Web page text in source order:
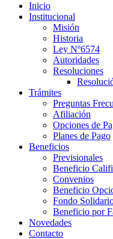
Inicio
Institucional
Misión
Historia
Ley Nº6574
Autoridades
Resoluciones
Trámites
Preguntas
Afiliación
Opciones de
Planes de Pago
Beneficios
Previsionales
Beneficio
Convenios
Beneficio
Fondo
Beneficio por
Novedades
Contacto